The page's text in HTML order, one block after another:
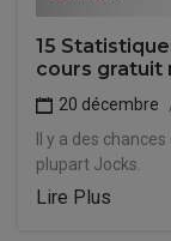
15
cours gratuit
20 décembre
Il y a des
plupart Jocks.
Lire Plus